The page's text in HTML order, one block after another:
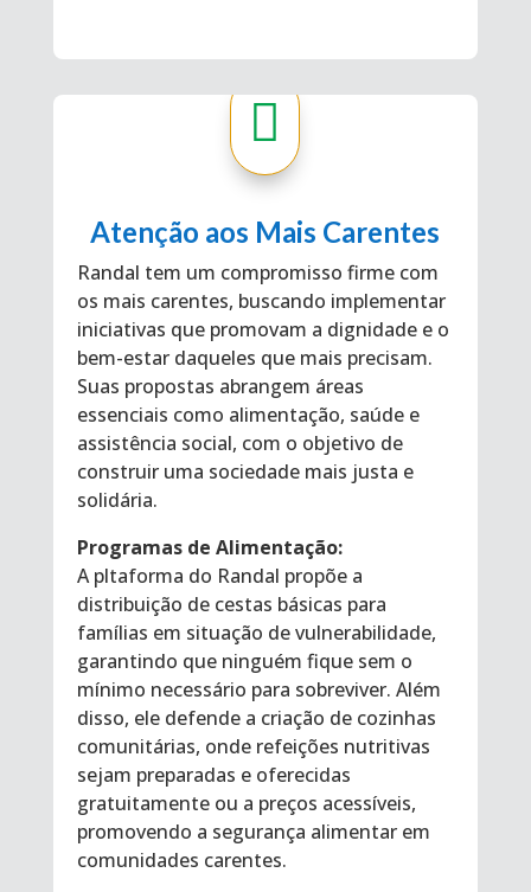

Atenção aos Mais Carentes
Randal tem um compromisso firme com
os mais carentes, buscando implementar
iniciativas que promovam a dignidade e o
bem-estar daqueles que mais precisam.
Suas propostas abrangem áreas
essenciais como alimentação, saúde e
assistência social, com o objetivo de
construir uma sociedade mais justa e
solidária.
Programas de Alimentação:
A pltaforma do Randal propõe a
distribuição de cestas básicas para
famílias em situação de vulnerabilidade,
garantindo que ninguém fique sem o
mínimo necessário para sobreviver. Além
disso, ele defende a criação de cozinhas
comunitárias, onde refeições nutritivas
sejam preparadas e oferecidas
gratuitamente ou a preços acessíveis,
promovendo a segurança alimentar em
comunidades carentes.